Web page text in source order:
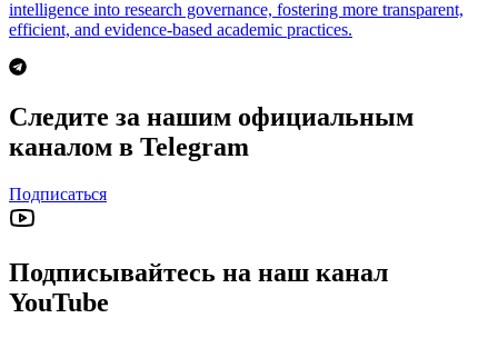
intelligence into research governance, fostering more transparent,
efficient, and evidence-based academic practices.
Следите за нашим официальным
каналом в Telegram
Подписаться
Подписывайтесь на наш канал
YouTube